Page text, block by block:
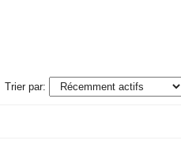
Trier par: